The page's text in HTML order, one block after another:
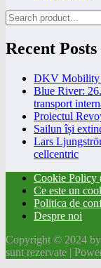
Recent Posts
DKV Mobility
Blue River:
transport
Proiectul
Sailun își
Lars
cellcentric
Cookie Policy
Ce este un
Politica de
Despre noi
Copyright © 2024
sunt rezervate |